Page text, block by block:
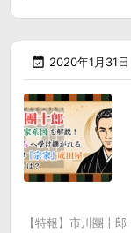
 2020年1月31日
【特報】市川團十